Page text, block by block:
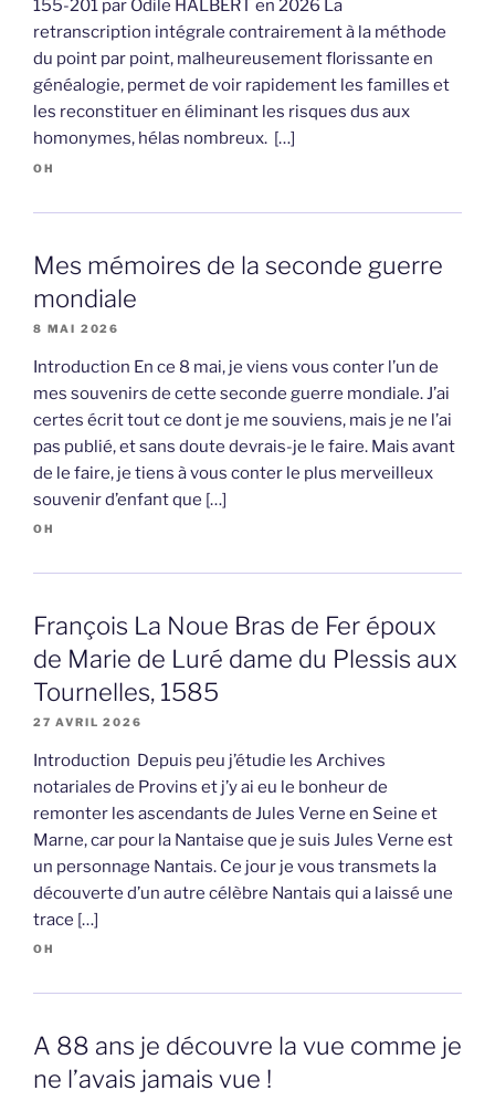
155-201 par Odile HALBERT en 2026 La
retranscription intégrale contrairement à la méthode
du point par point, malheureusement florissante en
généalogie, permet de voir rapidement les familles et
les reconstituer en éliminant les risques dus aux
homonymes, hélas nombreux. […]
OH
Mes mémoires de la seconde guerre
mondiale
8 MAI 2026
Introduction En ce 8 mai, je viens vous conter l’un de
mes souvenirs de cette seconde guerre mondiale. J’ai
certes écrit tout ce dont je me souviens, mais je ne l’ai
pas publié, et sans doute devrais-je le faire. Mais avant
de le faire, je tiens à vous conter le plus merveilleux
souvenir d’enfant que […]
OH
François La Noue Bras de Fer époux
de Marie de Luré dame du Plessis aux
Tournelles, 1585
27 AVRIL 2026
Introduction Depuis peu j’étudie les Archives
notariales de Provins et j’y ai eu le bonheur de
remonter les ascendants de Jules Verne en Seine et
Marne, car pour la Nantaise que je suis Jules Verne est
un personnage Nantais. Ce jour je vous transmets la
découverte d’un autre célèbre Nantais qui a laissé une
trace […]
OH
A 88 ans je découvre la vue comme je
ne l’avais jamais vue !